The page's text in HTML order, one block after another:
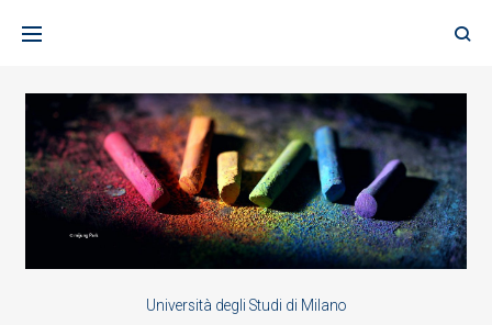
Università degli Studi di Milano